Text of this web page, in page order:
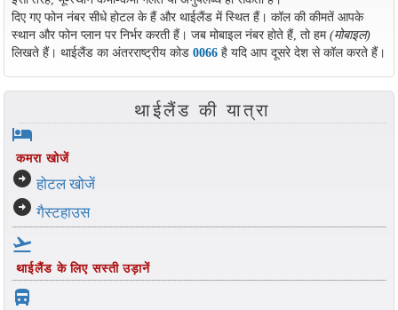
दिए गए फोन नंबर सीधे होटल के हैं और थाईलैंड में स्थित हैं। कॉल की कीमतें आपके
स्थान और फोन प्लान पर निर्भर करती हैं। जब मोबाइल नंबर होते हैं, तो हम(मोबाइल)
लिखते हैं। थाईलैंड का अंतरराष्ट्रीय कोड 0066है यदि आप दूसरे देश से कॉल करते हैं।
थाईलैंड की यात्रा
hotel
कमरा खोजें
arrow_circle_right होटल खोजें
arrow_circle_right गैस्टहाउस
flight_takeoff
थाईलैंड के लिए सस्ती उड़ानें
directions_bus_filled